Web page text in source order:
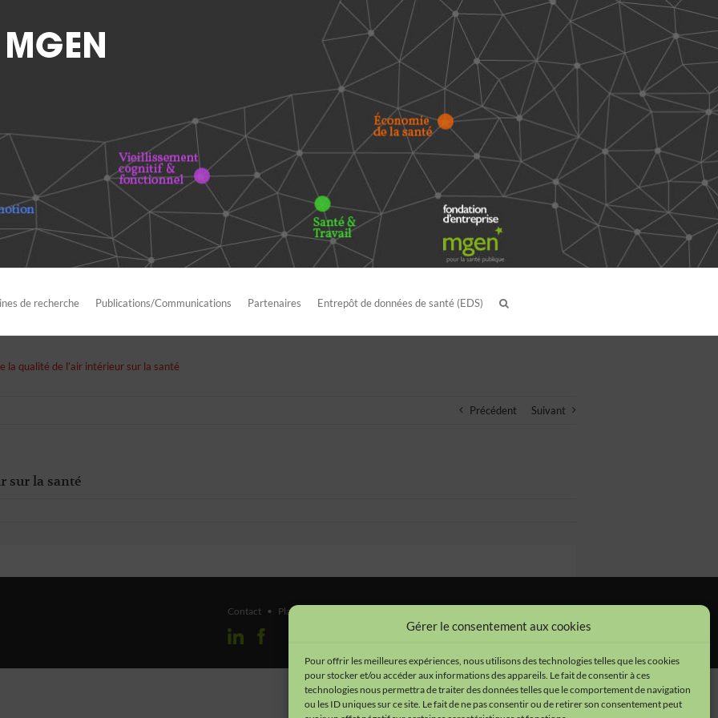
Gérer le consentement aux cookies
Pour offrir les meilleures expériences, nous utilisons des technologies telles que les cookies
pour stocker et/ou accéder aux informations des appareils. Le fait de consentir à ces
technologies nous permettra de traiter des données telles que le comportement de navigation
ou les ID uniques sur ce site. Le fait de ne pas consentir ou de retirer son consentement peut
de recherche Publications/Communications Partenaires Entrepôt de données de santé (EDS)
la qualité de l’air intérieur sur la santé
Précédent Suivant
sur la santé
Contact • Plan du site